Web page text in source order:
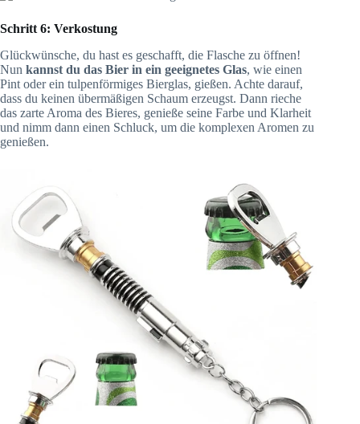
Schritt 6: Verkostung
Glückwünsche, du hast es geschafft, die Flasche zu öffnen!
Nun kannst du das Bier in ein geeignetes Glas, wie einen
Pint oder ein tulpenförmiges Bierglas, gießen. Achte darauf,
dass du keinen übermäßigen Schaum erzeugst. Dann rieche
das zarte Aroma des Bieres, genieße seine Farbe und Klarheit
und nimm dann einen Schluck, um die komplexen Aromen zu
genießen.